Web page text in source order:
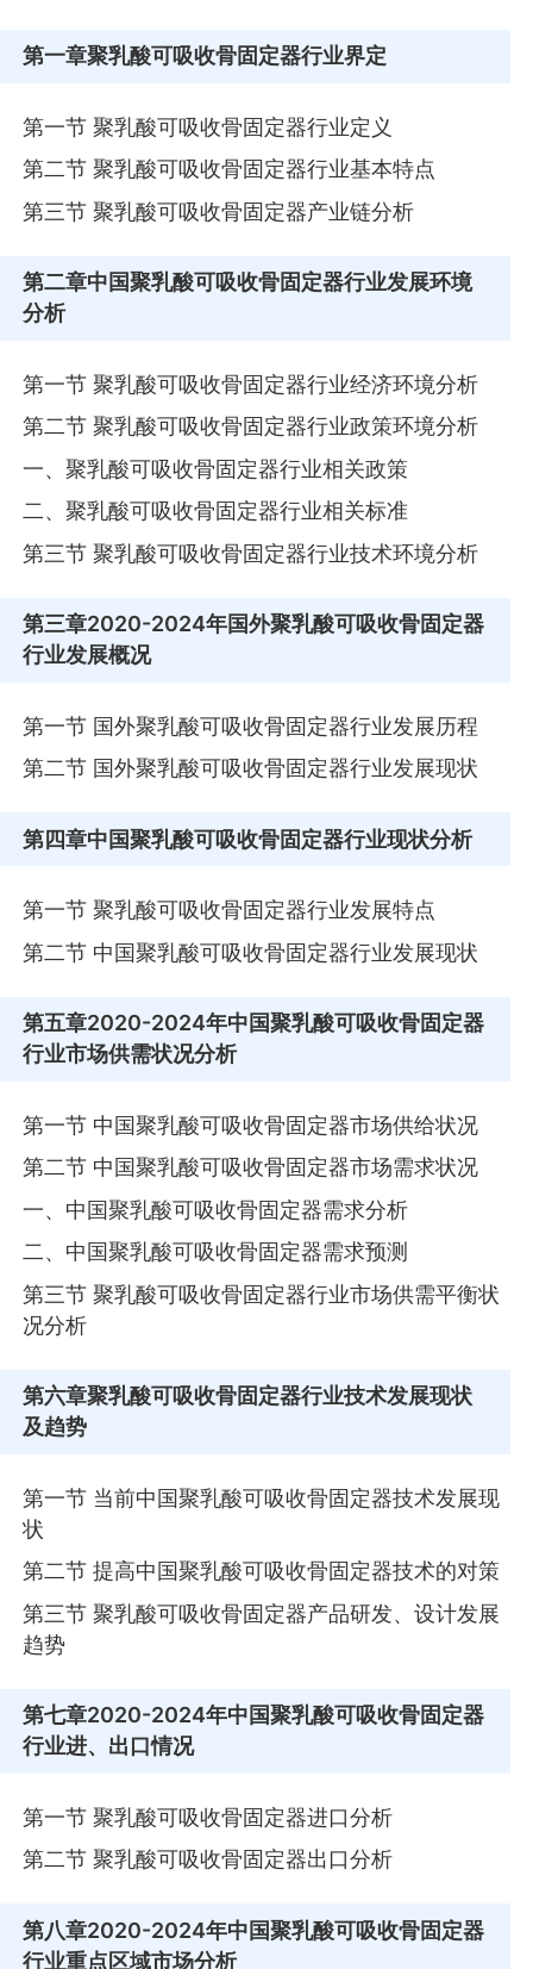
第一章聚乳酸可吸收骨固定器行业界定
第一节 聚乳酸可吸收骨固定器行业定义
第二节 聚乳酸可吸收骨固定器行业基本特点
第三节 聚乳酸可吸收骨固定器产业链分析
第二章中国聚乳酸可吸收骨固定器行业发展环境
分析
第一节 聚乳酸可吸收骨固定器行业经济环境分析
第二节 聚乳酸可吸收骨固定器行业政策环境分析
一、聚乳酸可吸收骨固定器行业相关政策
二、聚乳酸可吸收骨固定器行业相关标准
第三节 聚乳酸可吸收骨固定器行业技术环境分析
第三章2020-2024年国外聚乳酸可吸收骨固定器
行业发展概况
第一节 国外聚乳酸可吸收骨固定器行业发展历程
第二节 国外聚乳酸可吸收骨固定器行业发展现状
第四章中国聚乳酸可吸收骨固定器行业现状分析
第一节 聚乳酸可吸收骨固定器行业发展特点
第二节 中国聚乳酸可吸收骨固定器行业发展现状
第五章2020-2024年中国聚乳酸可吸收骨固定器
行业市场供需状况分析
第一节 中国聚乳酸可吸收骨固定器市场供给状况
第二节 中国聚乳酸可吸收骨固定器市场需求状况
一、中国聚乳酸可吸收骨固定器需求分析
二、中国聚乳酸可吸收骨固定器需求预测
第三节 聚乳酸可吸收骨固定器行业市场供需平衡状
况分析
第六章聚乳酸可吸收骨固定器行业技术发展现状
及趋势
第一节 当前中国聚乳酸可吸收骨固定器技术发展现
状
第二节 提高中国聚乳酸可吸收骨固定器技术的对策
第三节 聚乳酸可吸收骨固定器产品研发、设计发展
趋势
第七章2020-2024年中国聚乳酸可吸收骨固定器
行业进、出口情况
第一节 聚乳酸可吸收骨固定器进口分析
第二节 聚乳酸可吸收骨固定器出口分析
第八章2020-2024年中国聚乳酸可吸收骨固定器
行业重点区域市场分析